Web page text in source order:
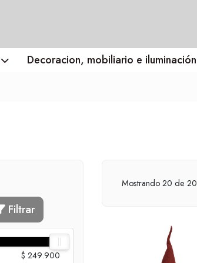
Decoracion, mobiliario e iluminación
Filtrar
$ 249.900
Mostrando 20 de 20